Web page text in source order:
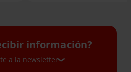
información?
a la newsletter